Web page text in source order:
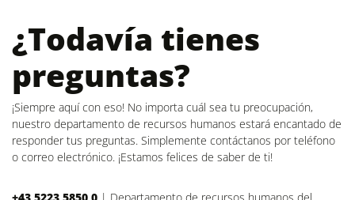
¿Todavía tienes
preguntas?
¡Siempre aquí con eso! No importa cuál sea tu preocupación,
nuestro departamento de recursos humanos estará encantado de
responder tus preguntas. Simplemente contáctanos por teléfono
o correo electrónico. ¡Estamos felices de saber de ti!